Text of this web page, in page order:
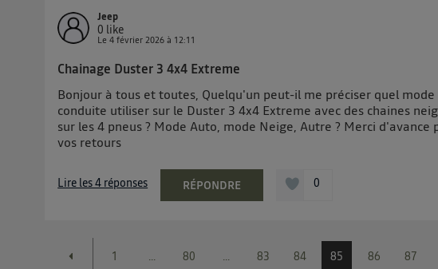
Jeep
0 like
Le4 février 2026 à 12:11
Chainage Duster 3 4x4 Extreme
Bonjour à tous et toutes, Quelqu'un peut-il me préciser quel mode
conduite utiliser sur le Duster 3 4x4 Extreme avec des chaines
sur les 4 pneus ? Mode Auto, mode Neige, Autre ? Merci d'avance
vos retours
Lire les 4 réponses RÉPONDRE 0
1 ... 80 ... 83 84 85 86 87